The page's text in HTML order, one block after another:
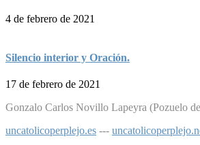
4 de febrero de 2021
Silencio interior y Oración.
17 de febrero de 2021
Gonzalo Carlos Novillo Lapeyra (Pozuelo
uncatolicoperplejo.es ---